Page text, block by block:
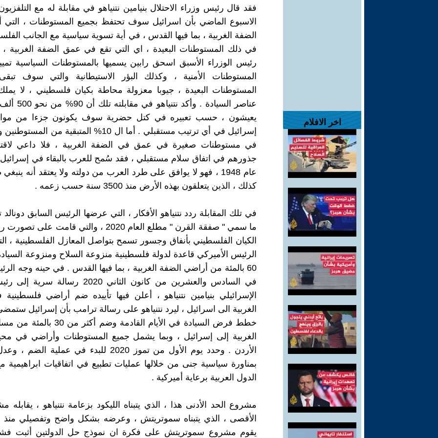
اخر الافلام
فقد قال رئيس وزراء الاحتلال بنيامين نتنياهو في مقابلة له مع
الاسبوع الماضي بأن اسرائيل سوف تحتفظ بجميع المستوطنات ، التي
الضفة الغربية ، بما فيها القدس ، في أية تسوية سياسية مع الجانب
في ذلك المستوطنات البعيدة ، اي التي تقع في عمق الضفة الغربية ،
رئيس الوزراء الأسبق اسحق رابين يسميها بالمستوطنات السياسية
المستوطنات الأمنية ، وكذلك البؤر الاستيطانية والتي سوف
المستوطنات البعيدة ، جيوبا معزولة محاطة بكيان فلسطيني ، لا
عناصر السيادة .
يعيشون ، حسب تعبيره في كتل حضرية سوف يكونون جزءا من
إسرائيل في أي ترتيب مستقبلي . أما ال 10% المتبقية من
في مستوطنات صغيرة في عمق في الضفة الغربية ، فلا داعي
جذورهم في اتفاق سلام مستقبلي ، فقد سُمح للعرب بالبقاء في إسرائيل
عام 1948 ، فهو لا يوافق على طرد العرب من دولته ولا يعتقد أنه
كذلك ، الذين يتعلقون بهذه الأرض منذ 3500 سنة حسب زعمه .
في تلك المقابلة ردد نتنياهو الأفكار ، التي عرضها الرئيس السابق
ما سمي " صفقة القرن " مطلع العام 2020 ، والتي قامت
الكيان الفلسطيني بأنفاق وجسور تسمح بتواصل المعازل الفلسطينية ،
الرئيس الأميركي قاعدة لدولة فلسطينية منزوعة السلاح ومنزوعة
60 بالمئة من أراضي الضفة الغربية ، بما فيها القدس . في حينه وجه
في السادس والعشرين من كانون الثاني 2020
الإسرائيلي بنيامين نتنياهو ، أعلن فيها تأييده ضم أراضي
الغربية الى اسرائيل ، ليرد نتنياهو على رسالة ترامب بأن إسرائيل
خطط فرض السيادة في الأيام القادمة وضم
الغربية إلى إسرائيل ، وبما يشمل جميع المستوطنات وأراضي في
الأردن . وحدد يوم الأول من تموز 2020 للبدء في
بمناورة سياسية جنى من خلالها عمليات تطبيع في اتفاقيات
الدول العربية برعاية أميركية .
مشروع الحد الأدنى هذا ، الذي يتبناه الليكود بزعامة نتنياهو ، يقابله
الأقصى ، الذي يتبناه سموتريتش ، وعرضه بشكل واضح وتفصيلي منذ
يقوم مشروع سموتريتش على فكرة ان نموذج حل الدولتين أثبت